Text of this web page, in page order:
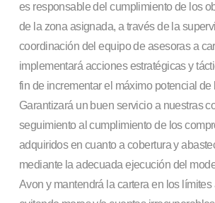
es responsable del cumplimiento de los
de la zona asignada, a través de la
coordinación del equipo de asesoras a
implementará acciones estratégicas y
fin de incrementar el máximo potencial de
Garantizará un buen servicio a nuestras
seguimiento al cumplimiento de los
adquiridos en cuanto a cobertura y
mediante la adecuada ejecución del
Avon y mantendrá la cartera en los